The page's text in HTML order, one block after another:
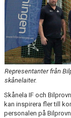
DOMARE/
DOKUMENT
LÄNKAR
KORTPLANSSPELEN
Representanter från
skånelaiter.
Skånela IF och
kan inspirera fler till
personalen på